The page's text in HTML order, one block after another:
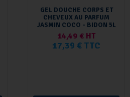
GEL DOUCHE CORPS ET
CHEVEUX AU PARFUM
JASMIN COCO - BIDON 5L
14,49 € HT
17,39 € TTC